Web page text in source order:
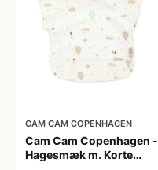
CAM CAM COPENHAGEN
Cam Cam Copenhagen -
Hagesmæk m. Korte